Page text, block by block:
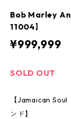
Bob Marley
11004】
¥999,999
SOLD OUT
【Jamaican
ンド】